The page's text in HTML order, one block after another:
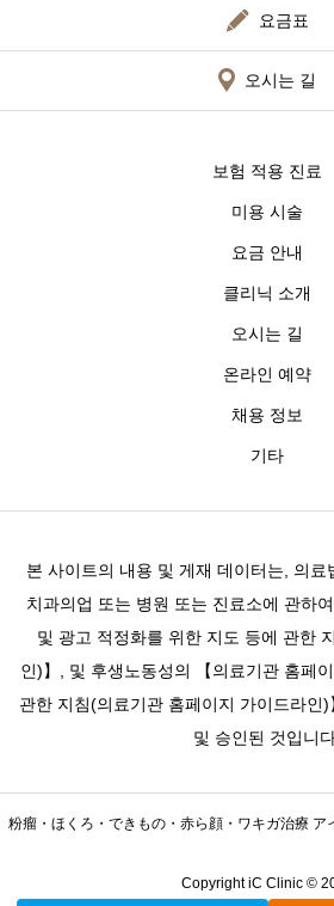
요금표
오시는 길
보험 적용 진료
미용 시술
요금 안내
클리닉 소개
오시는 길
온라인 예약
채용 정보
기타
본 사이트의 내용 및 게재 데이터는, 의료
치과의업 또는 병원 또는 진료소에 관하
및 광고 적정화를 위한 지도 등에 관한
인)】, 및 후생노동성의 【의료기관 홈페
관한 지침(의료기관 홈페이지 가이드라인
및 승인된 것입니
粉瘤・ほくろ・できもの・赤ら顔・ワキガ治療
Copyright iC Clinic ©